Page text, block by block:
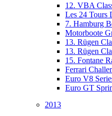
12. VBA
Les 24 Tours
7. Hamburg
Motorboote
13. Rügen
13. Rügen
15. Fontane
Ferrari
Euro V8
Euro GT
2013